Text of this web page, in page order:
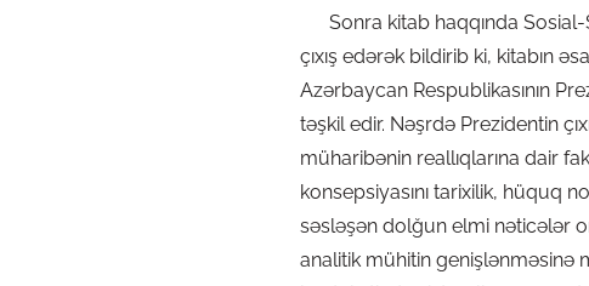
Sonra kitab haqqında Sosial-
çıxış edərək bildirib ki, kitabın
Azərbaycan Respublikasının
təşkil edir. Nəşrdə Prezidentin
müharibənin reallıqlarına dair
konsepsiyasını tarixilik, hüquq
səsləşən dolğun elmi nəticələr
analitik mühitin